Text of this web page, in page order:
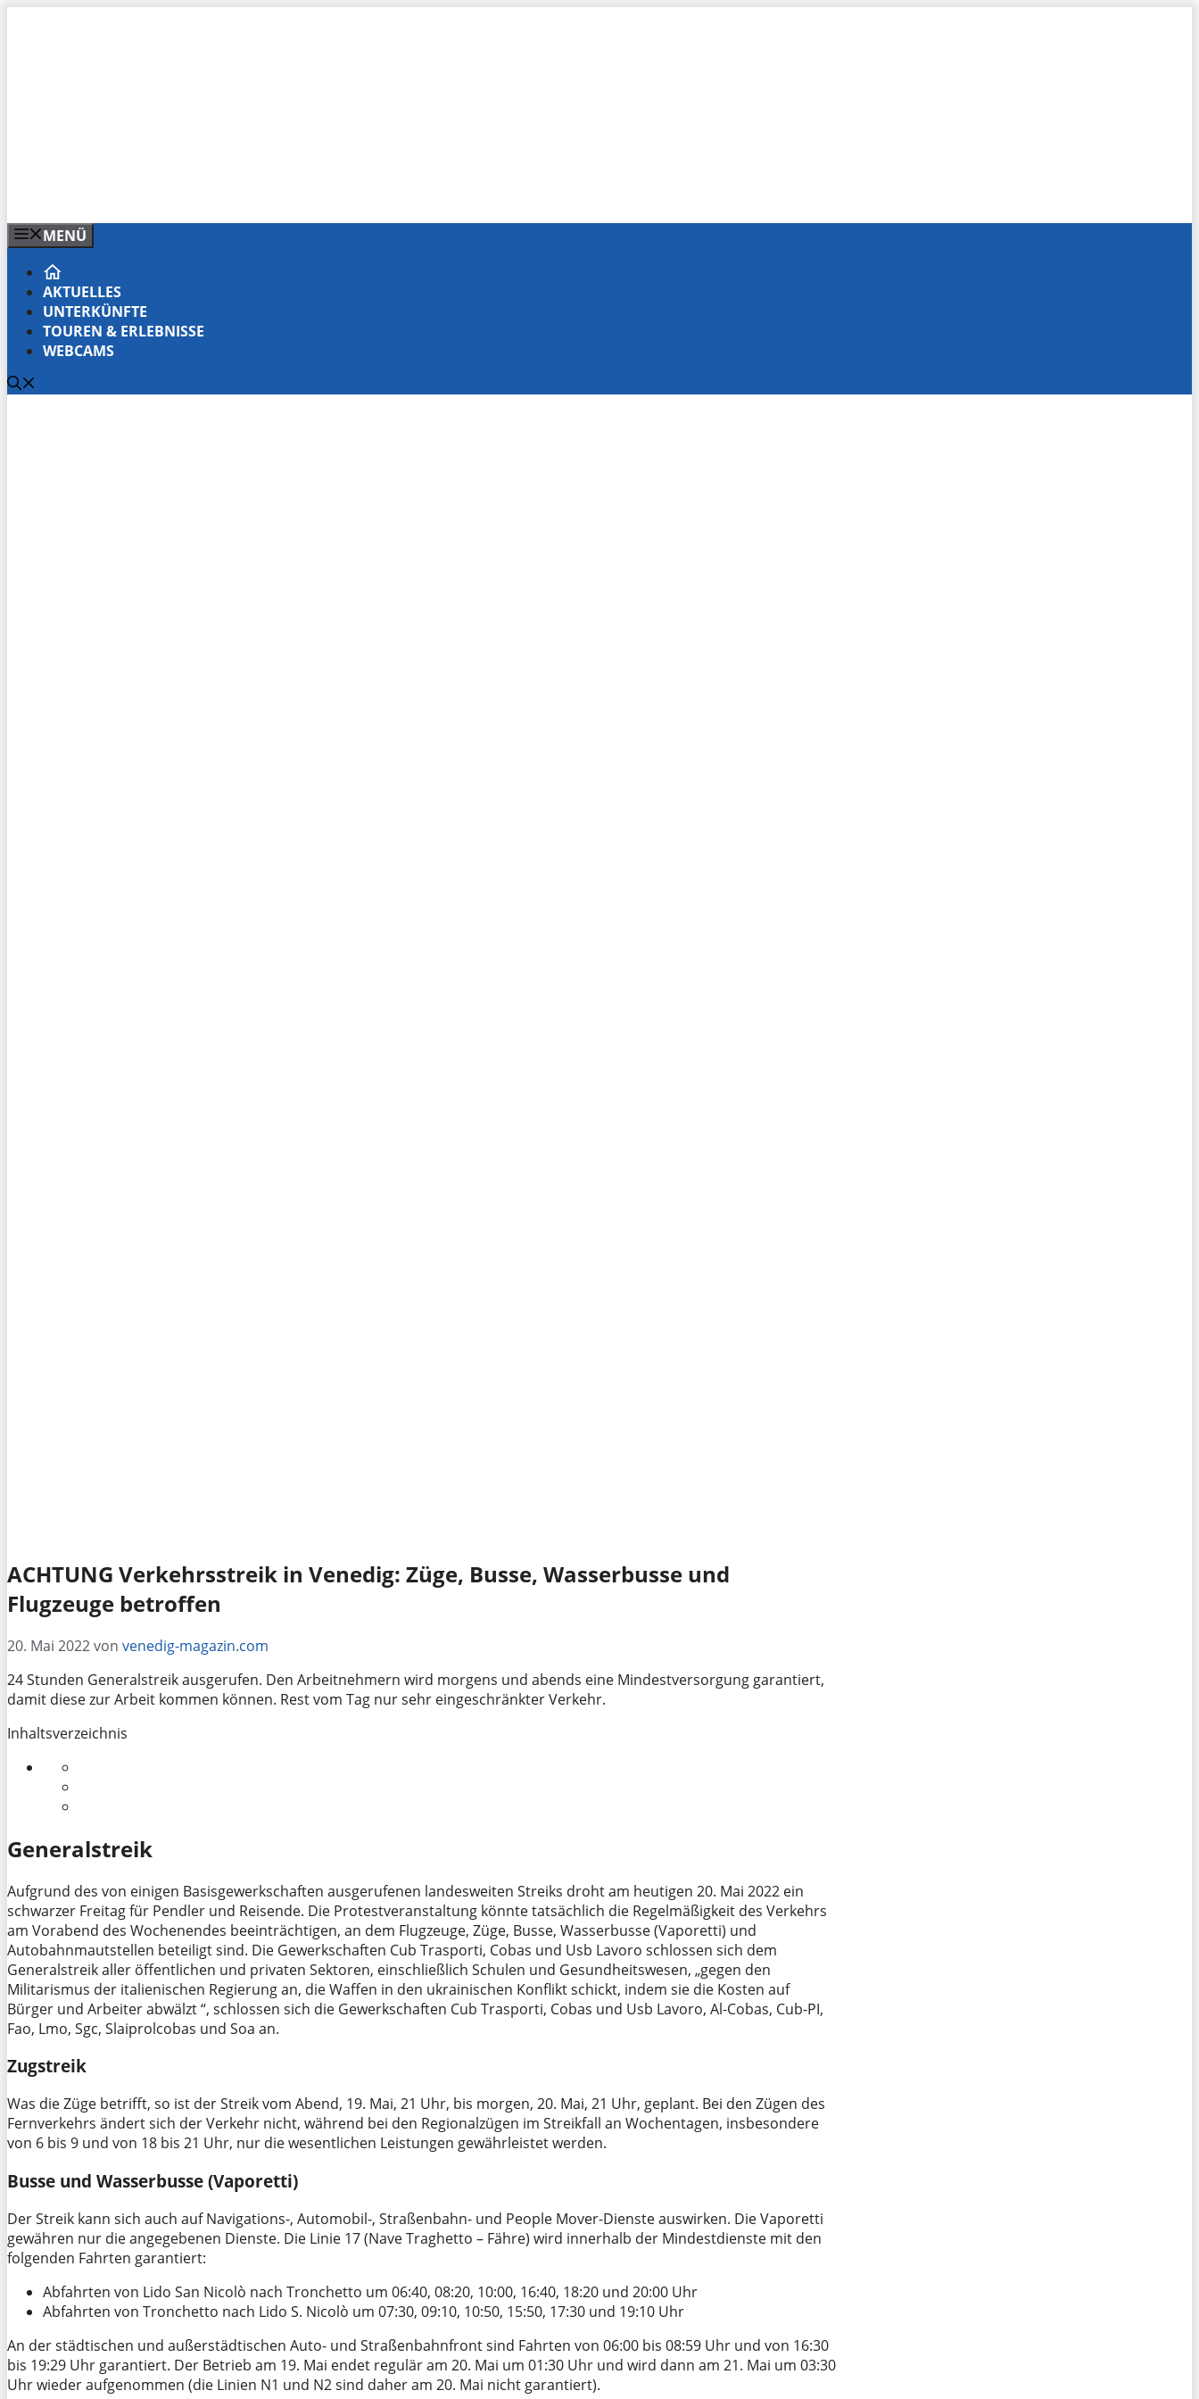
MENÜ
AKTUELLES
UNTERKÜNFTE
TOUREN & ERLEBNISSE
WEBCAMS
ACHTUNG Verkehrsstreik in Venedig: Züge, Busse, Wasserbusse und
Flugzeuge betroffen
20. Mai 2022von venedig-magazin.com
24 Stunden Generalstreik ausgerufen. Den Arbeitnehmern wird morgens und abends eine Mindestversorgung garantiert,
damit diese zur Arbeit kommen können. Rest vom Tag nur sehr eingeschränkter Verkehr.
Inhaltsverzeichnis
Generalstreik
Aufgrund des von einigen Basisgewerkschaften ausgerufenen landesweiten Streiks droht am heutigen 20. Mai 2022 ein
schwarzer Freitag für Pendler und Reisende. Die Protestveranstaltung könnte tatsächlich die Regelmäßigkeit des Verkehrs
am Vorabend des Wochenendes beeinträchtigen, an dem Flugzeuge, Züge, Busse, Wasserbusse (Vaporetti) und
Autobahnmautstellen beteiligt sind. Die Gewerkschaften Cub Trasporti, Cobas und Usb Lavoro schlossen sich dem
Generalstreik aller öffentlichen und privaten Sektoren, einschließlich Schulen und Gesundheitswesen, „gegen den
Militarismus der italienischen Regierung an, die Waffen in den ukrainischen Konflikt schickt, indem sie die Kosten auf
Bürger und Arbeiter abwälzt “, schlossen sich die Gewerkschaften Cub Trasporti, Cobas und Usb Lavoro, Al-Cobas, Cub-PI,
Fao, Lmo, Sgc, Slaiprolcobas und Soa an.
Zugstreik
Was die Züge betrifft, so ist der Streik vom Abend, 19. Mai, 21 Uhr, bis morgen, 20. Mai, 21 Uhr, geplant. Bei den Zügen des
Fernverkehrs ändert sich der Verkehr nicht, während bei den Regionalzügen im Streikfall an Wochentagen, insbesondere
von 6 bis 9 und von 18 bis 21 Uhr, nur die wesentlichen Leistungen gewährleistet werden.
Busse und Wasserbusse (Vaporetti)
Der Streik kann sich auch auf Navigations-, Automobil-, Straßenbahn- und People Mover-Dienste auswirken. Die Vaporetti
gewähren nur die angegebenen Dienste. Die Linie 17 (Nave Traghetto – Fähre) wird innerhalb der Mindestdienste mit den
folgenden Fahrten garantiert:
Abfahrten von Lido San Nicolò nach Tronchetto um 06:40, 08:20, 10:00, 16:40, 18:20 und 20:00 Uhr
Abfahrten von Tronchetto nach Lido S. Nicolò um 07:30, 09:10, 10:50, 15:50, 17:30 und 19:10 Uhr
An der städtischen und außerstädtischen Auto- und Straßenbahnfront sind Fahrten von 06:00 bis 08:59 Uhr und von 16:30
bis 19:29 Uhr garantiert. Der Betrieb am 19. Mai endet regulär am 20. Mai um 01:30 Uhr und wird dann am 21. Mai um 03:30
Uhr wieder aufgenommen (die Linien N1 und N2 sind daher am 20. Mai nicht garantiert).